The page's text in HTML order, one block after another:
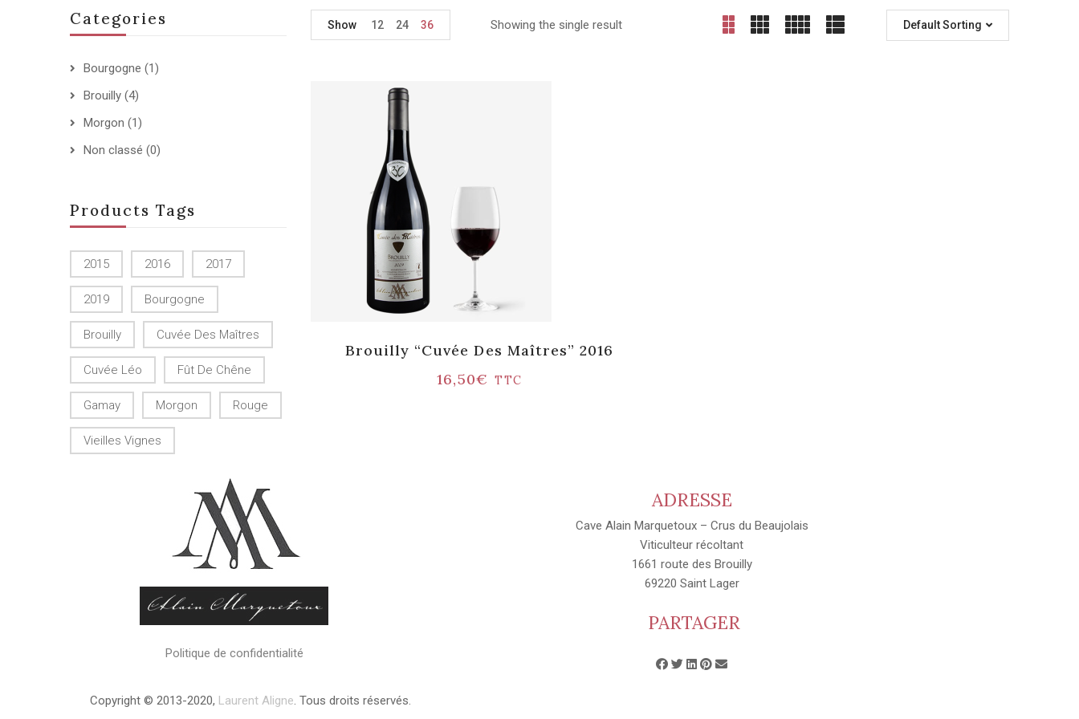
Categories
Bourgogne (1)
Brouilly (4)
Morgon (1)
Non classé (0)
Products Tags
2015 2016 2017
2019 Bourgogne
Brouilly Cuvée Des Maîtres
Cuvée Léo Fût De Chêne
Gamay Morgon Rouge
Vieilles Vignes
Showing the single result Default Sorting
Show 12 24 36
Brouilly “Cuvée Des Maîtres” 2016
16,50€ TTC
Politique de confidentialité
ADRESSE
Cave Alain Marquetoux – Crus du Beaujolais
Viticulteur récoltant
1661 route des Brouilly
69220 Saint Lager
PARTAGER
Copyright © 2013-2020, Laurent Aligne. Tous droits réservés.